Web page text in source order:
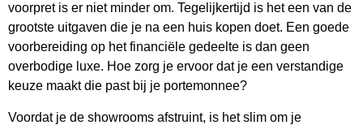
voorpret is er niet minder om. Tegelijkertijd is het een van de
grootste uitgaven die je na een huis kopen doet. Een goede
voorbereiding op het financiële gedeelte is dan geen
overbodige luxe. Hoe zorg je ervoor dat je een verstandige
keuze maakt die past bij je portemonnee?
Voordat je de showrooms afstruint, is het slim om je